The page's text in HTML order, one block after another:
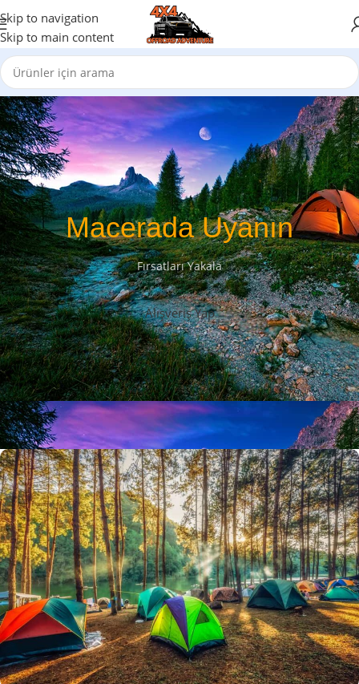
Skip to navigation
Skip to main content
Macerada Uyanın
Fırsatları Yakala
Alışveriş Yap